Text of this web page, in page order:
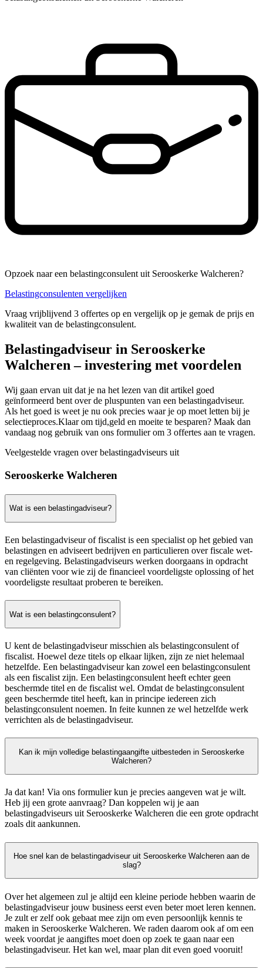
Opzoek naar een belastingconsulent uit Serooskerke Walcheren?
Belastingconsulenten vergelijken
Vraag vrijblijvend 3 offertes op en vergelijk op je gemak de prijs en
kwaliteit van de belastingconsulent.
Belastingadviseur in Serooskerke
Walcheren – investering met voordelen
Wij gaan ervan uit dat je na het lezen van dit artikel goed
geïnformeerd bent over de pluspunten van een belastingadviseur.
Als het goed is weet je nu ook precies waar je op moet letten bij je
selectieproces.Klaar om tijd,geld en moeite te besparen? Maak dan
vandaag nog gebruik van ons formulier om 3 offertes aan te vragen.
Veelgestelde vragen over belastingadviseurs uit
Serooskerke Walcheren
Wat is een belastingadviseur?
Een belastingadviseur of fiscalist is een specialist op het gebied van
belastingen en adviseert bedrijven en particulieren over fiscale wet-
en regelgeving. Belastingadviseurs werken doorgaans in opdracht
van cliënten voor wie zij de financieel voordeligste oplossing of het
voordeligste resultaat proberen te bereiken.
Wat is een belastingconsulent?
U kent de belastingadviseur misschien als belastingconsulent of
fiscalist. Hoewel deze titels op elkaar lijken, zijn ze niet helemaal
hetzelfde. Een belastingadviseur kan zowel een belastingconsulent
als een fiscalist zijn. Een belastingconsulent heeft echter geen
beschermde titel en de fiscalist wel. Omdat de belastingconsulent
geen beschermde titel heeft, kan in principe iedereen zich
belastingconsulent noemen. In feite kunnen ze wel hetzelfde werk
verrichten als de belastingadviseur.
Kan ik mijn volledige belastingaangifte uitbesteden in Serooskerke
Walcheren?
Ja dat kan! Via ons formulier kun je precies aangeven wat je wilt.
Heb jij een grote aanvraag? Dan koppelen wij je aan
belastingadviseurs uit Serooskerke Walcheren die een grote opdracht
zoals dit aankunnen.
Hoe snel kan de belastingadviseur uit Serooskerke Walcheren aan de
slag?
Over het algemeen zul je altijd een kleine periode hebben waarin de
belastingadviseur jouw business eerst even beter moet leren kennen.
Je zult er zelf ook gebaat mee zijn om even persoonlijk kennis te
maken in Serooskerke Walcheren. We raden daarom ook af om een
week voordat je aangiftes moet doen op zoek te gaan naar een
belastingadviseur. Het kan wel, maar plan dit even goed vooruit!